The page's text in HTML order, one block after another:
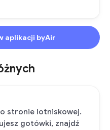
aplikacji byAir
stronie lotniskowej.
gotówki, znajdź